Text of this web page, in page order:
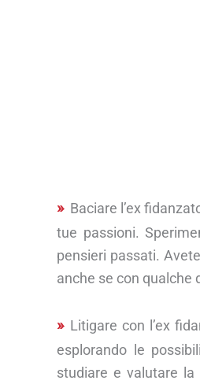
Baciare l’ex
tue passioni.
pensieri passati.
anche se con qualche
Litigare con l’ex
esplorando le
studiare e valutare